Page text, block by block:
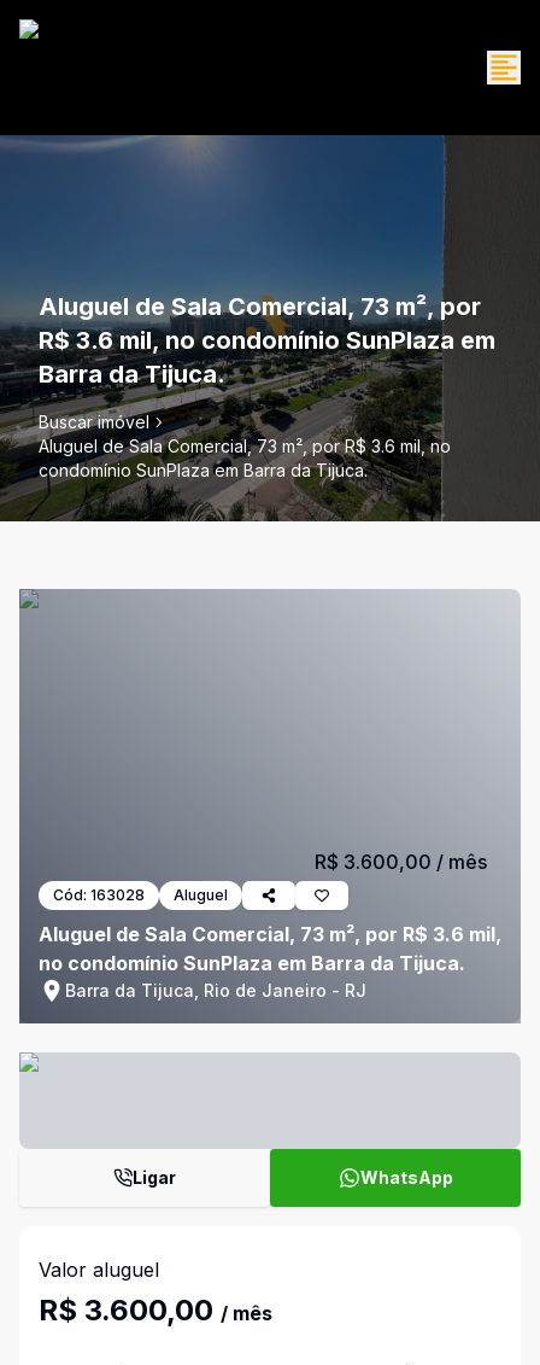
Aluguel de Sala Comercial, 73 m², por
R$ 3.6 mil, no condomínio SunPlaza em
Barra da Tijuca.
Buscar imóvel
Aluguel de Sala Comercial, 73 m², por R$ 3.6 mil, no
condomínio SunPlaza em Barra da Tijuca.
Cód: 163028 Aluguel
Aluguel de Sala Comercial, 73 m², por R$ 3.6 mil,
no condomínio SunPlaza em Barra da Tijuca.
Barra da Tijuca, Rio de Janeiro - RJ
R$ 3.600,00 / mês
Ligar WhatsApp
Valor aluguel
R$ 3.600,00 / mês